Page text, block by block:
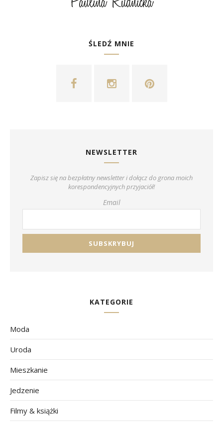
ŚLEDŹ MNIE
NEWSLETTER
Zapisz się na bezpłatny newsletter i dołącz do grona moich
korespondencyjnych przyjaciół!
Email
KATEGORIE
Moda
Uroda
Mieszkanie
Jedzenie
Filmy & książki